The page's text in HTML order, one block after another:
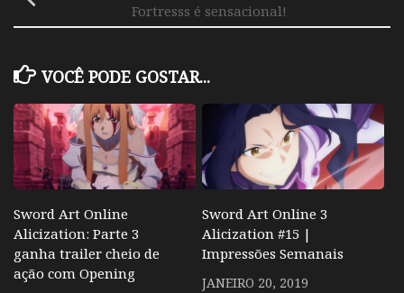
Fortresss é sensacional!
VOCÊ PODE GOSTAR...
Sword Art Online
Alicization: Parte 3
ganha trailer cheio de
ação com Opening
Sword Art Online 3
Alicization #15 |
Impressões Semanais
JANEIRO 20, 2019